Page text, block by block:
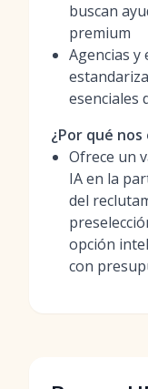
buscan
premium
Agencias
esenciales
¿Por qué nos
Ofrece un
IA en la
del
opción
con